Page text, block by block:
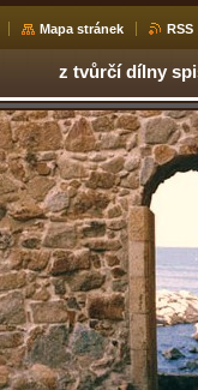
Mapa stránek RSS
z tvůrčí dílny